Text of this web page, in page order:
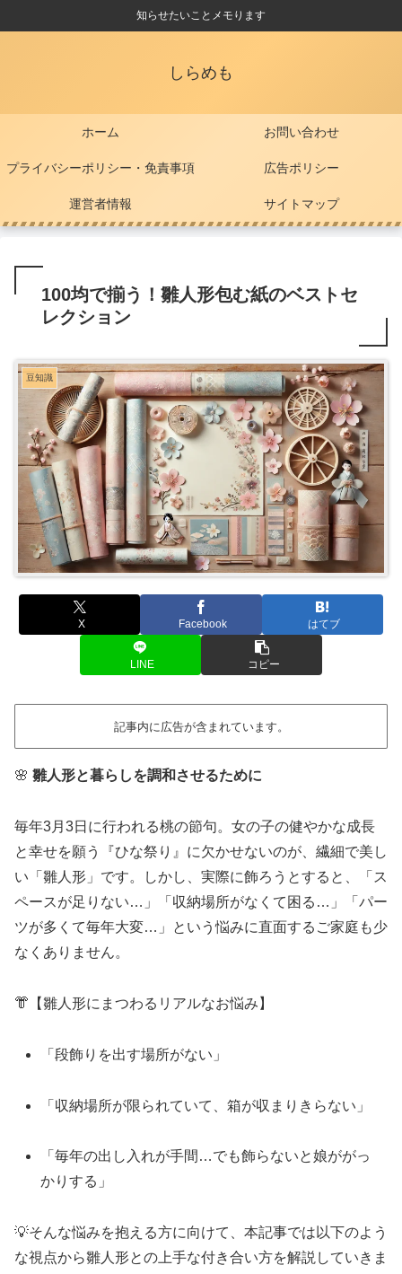
知らせたいことメモります
しらめも
ホーム お問い合わせ
プライバシーポリシー・免責事項 広告ポリシー
運営者情報 サイトマップ
100均で揃う！雛人形包む紙のベストセ
レクション
豆知識
X Facebook はてブ
LINE コピー
記事内に広告が含まれています。
🌸 雛人形と暮らしを調和させるために
毎年3月3日に行われる桃の節句。女の子の健やかな成長
と幸せを願う『ひな祭り』に欠かせないのが、繊細で美し
い「雛人形」です。しかし、実際に飾ろうとすると、「ス
ペースが足りない…」「収納場所がなくて困る…」「パー
ツが多くて毎年大変…」という悩みに直面するご家庭も少
なくありません。
👘【雛人形にまつわるリアルなお悩み】
「段飾りを出す場所がない」
「収納場所が限られていて、箱が収まりきらない」
「毎年の出し入れが手間…でも飾らないと娘ががっ
かりする」
💡そんな悩みを抱える方に向けて、本記事では以下のよう
な視点から雛人形との上手な付き合い方を解説していきま